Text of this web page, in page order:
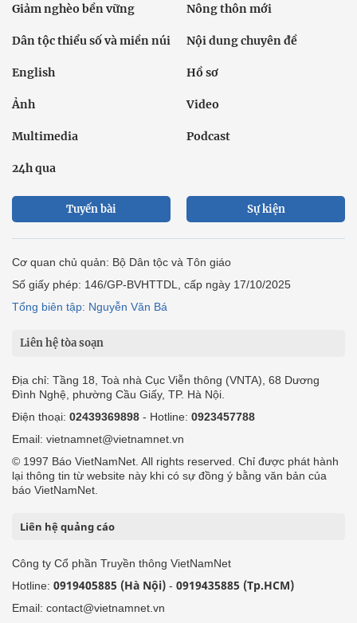
Giảm nghèo bền vững Nông thôn mới
Dân tộc thiểu số và miền núi Nội dung chuyên đề
English Hồ sơ
Ảnh Video
Multimedia Podcast
24h qua
Tuyến bài Sự kiện
Cơ quan chủ quản: Bộ Dân tộc và Tôn giáo
Số giấy phép: 146/GP-BVHTTDL, cấp ngày 17/10/2025
Tổng biên tập: Nguyễn Văn Bá
Liên hệ tòa soạn
Địa chỉ: Tầng 18, Toà nhà Cục Viễn thông (VNTA), 68 Dương
Đình Nghệ, phường Cầu Giấy, TP. Hà Nội.
Điện thoại: 02439369898 - Hotline: 0923457788
Email: vietnamnet@vietnamnet.vn
© 1997 Báo VietNamNet. All rights reserved. Chỉ được phát hành
lại thông tin từ website này khi có sự đồng ý bằng văn bản của
báo VietNamNet.
Liên hệ quảng cáo
Công ty Cổ phần Truyền thông VietNamNet
Hotline: 0919405885 (Hà Nội) - 0919435885 (Tp.HCM)
Email: contact@vietnamnet.vn